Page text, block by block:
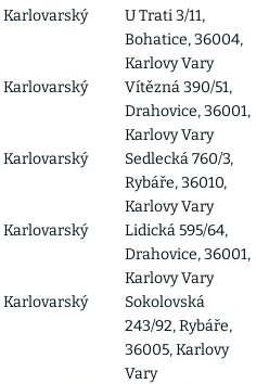
Karlovarský
U Trati 3/11,
Bohatice, 36004,
Karlovy Vary
Karlovarský
Vítězná 390/51,
Drahovice, 36001,
Karlovy Vary
Karlovarský
Sedlecká 760/3,
Rybáře, 36010,
Karlovy Vary
Karlovarský
Lidická 595/64,
Drahovice, 36001,
Karlovy Vary
Karlovarský
Sokolovská
243/92, Rybáře,
36005, Karlovy
Vary